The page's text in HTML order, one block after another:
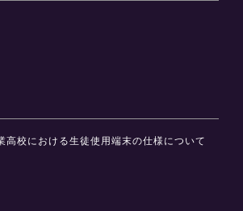
校における生徒使用端末の仕様について